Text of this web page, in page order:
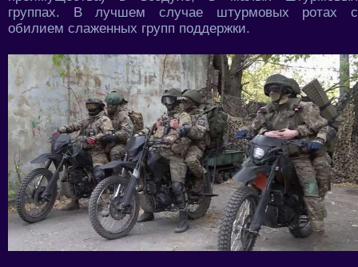
группах. В лучшем случае штурмовых ротах с
обилием слаженных групп поддержки.